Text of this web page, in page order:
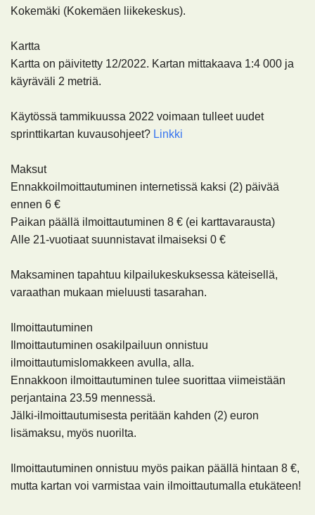
Kokemäki (Kokemäen liikekeskus).
Kartta
Kartta on päivitetty 12/2022. Kartan mittakaava 1:4 000 ja
käyräväli 2 metriä.
Käytössä tammikuussa 2022 voimaan tulleet uudet
sprinttikartan kuvausohjeet? Linkki
Maksut
Ennakkoilmoittautuminen internetissä kaksi (2) päivää
ennen 6 €
Paikan päällä ilmoittautuminen 8 € (ei karttavarausta)
Alle 21-vuotiaat suunnistavat ilmaiseksi 0 €
Maksaminen tapahtuu kilpailukeskuksessa käteisellä,
varaathan mukaan mieluusti tasarahan.
Ilmoittautuminen
Ilmoittautuminen osakilpailuun onnistuu
ilmoittautumislomakkeen avulla, alla.
Ennakkoon ilmoittautuminen tulee suorittaa viimeistään
perjantaina 23.59 mennessä.
Jälki-ilmoittautumisesta peritään kahden (2) euron
lisämaksu, myös nuorilta.
Ilmoittautuminen onnistuu myös paikan päällä hintaan 8 €,
mutta kartan voi varmistaa vain ilmoittautumalla etukäteen!